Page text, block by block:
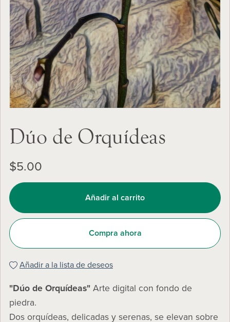
Dúo de Orquídeas
$5.00
Añadir al carrito
Compra ahora
Añadir a la lista de deseos
"Dúo de Orquídeas" Arte digital con fondo de
piedra.
Dos orquídeas, delicadas y serenas, se elevan sobre